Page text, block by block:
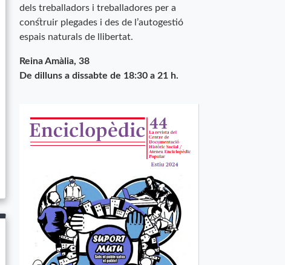
dels treballadors i treballadores per a
construir plegades i des de l’autogestió
espais naturals de llibertat.
Reina Amàlia, 38
De dilluns a dissabte de 18:30 a 21 h.